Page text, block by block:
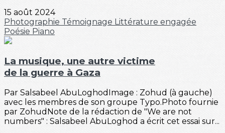
15 août 2024
Photographie Témoignage Littérature engagée
Poésie Piano
La musique, une autre victime
de la guerre à Gaza
Par Salsabeel AbuLoghodImage : Zohud (à gauche)
avec les membres de son groupe Typo.Photo fournie
par ZohudNote de la rédaction de "We are not
numbers" : Salsabeel AbuLoghod a écrit cet essai sur...